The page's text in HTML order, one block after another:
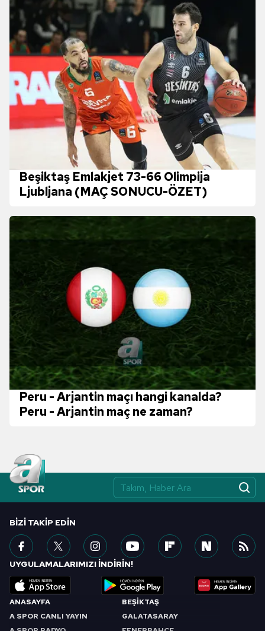
Beşiktaş Emlakjet 73-66 Olimpija
Ljubljana (MAÇ SONUCU-ÖZET)
Peru - Arjantin maçı hangi kanalda?
Peru - Arjantin maç ne zaman?
ANASAYFA
A SPOR CANLI YAYIN
BEŞİKTAŞ
GALATASARAY
BIZI TAKIP EDIN
UYGULAMALARIMIZI İNDİRİN!